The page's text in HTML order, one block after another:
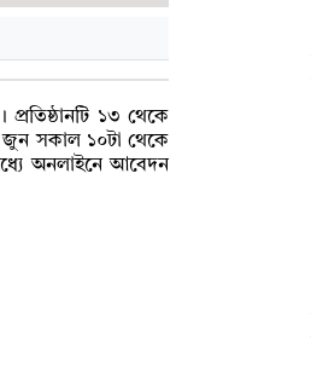
১৩ থেকে
জুন সকাল ১০টা থেকে
অনলাইনে আবেদন